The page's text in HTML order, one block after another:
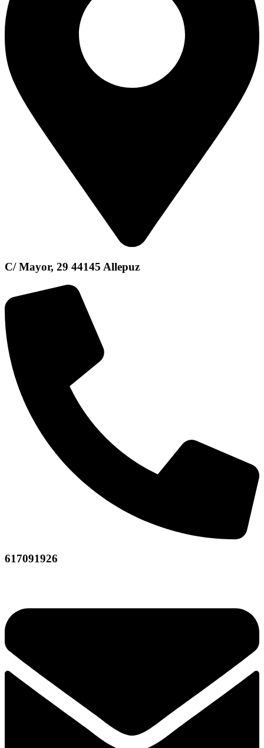
C/ Mayor, 29 44145 Allepuz
617091926